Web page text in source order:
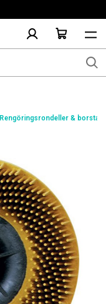
Rengöringsrondeller & borstar